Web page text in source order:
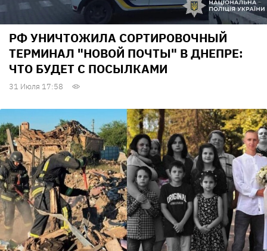
РФ УНИЧТОЖИЛА СОРТИРОВОЧНЫЙ
ТЕРМИНАЛ "НОВОЙ ПОЧТЫ" В ДНЕПРЕ:
ЧТО БУДЕТ С ПОСЫЛКАМИ
31 Июля 17:58